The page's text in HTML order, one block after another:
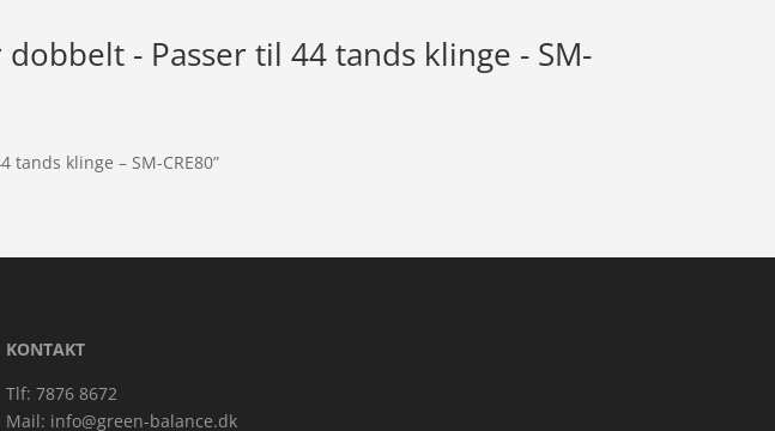
- Passer til 44 tands klinge - SM-
klinge – SM-CRE80”
KONTAKT
Tlf: 7876 8672
Mail: info@green-balance.dk